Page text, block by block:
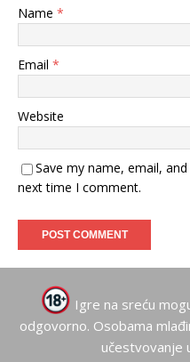
Name *
Email *
Website
Save my name, email,
next time I comment.
Igre na sreću
odgovorno. Osobama
učestvovanje